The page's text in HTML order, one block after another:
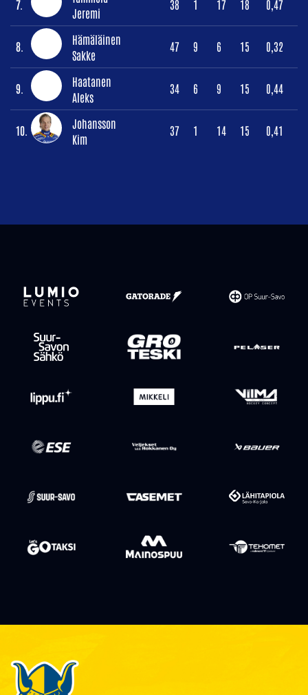
7.
Jeremi
38 1 17 18 0,47
8.
Hämäläinen
Sakke
47 9 6 15 0,32
9.
Haatanen
Aleks
34 6 9 15 0,44
10.
Johansson
Kim
37 1 14 15 0,41